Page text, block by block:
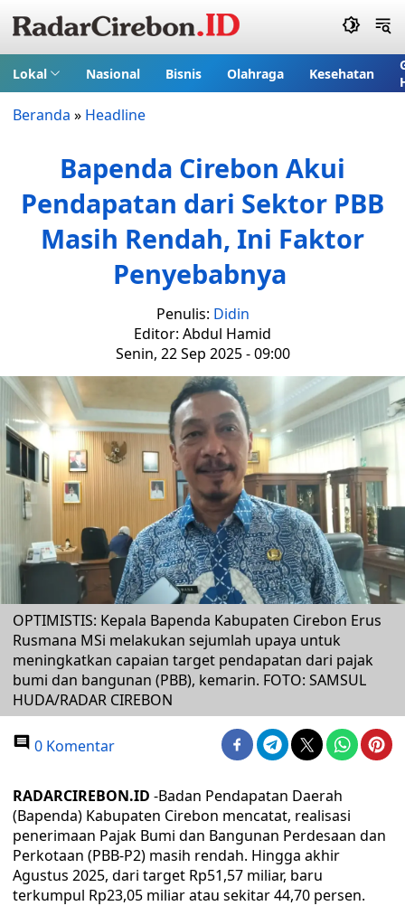
Lokal Nasional Bisnis Olahraga Kesehatan
Beranda » Headline
Bapenda Cirebon Akui
Pendapatan dari Sektor PBB
Masih Rendah, Ini Faktor
Penyebabnya
Penulis: Didin
Editor: Abdul Hamid
Senin, 22 Sep 2025 - 09:00
OPTIMISTIS: Kepala Bapenda Kabupaten Cirebon Erus
Rusmana MSi melakukan sejumlah upaya untuk
meningkatkan capaian target pendapatan dari pajak
bumi dan bangunan (PBB), kemarin. FOTO: SAMSUL
HUDA/RADAR CIREBON
0 Komentar
RADARCIREBON.ID -Badan Pendapatan Daerah
(Bapenda) Kabupaten Cirebon mencatat, realisasi
penerimaan Pajak Bumi dan Bangunan Perdesaan dan
Perkotaan (PBB-P2) masih rendah. Hingga akhir
Agustus 2025, dari target Rp51,57 miliar, baru
terkumpul Rp23,05 miliar atau sekitar 44,70 persen.